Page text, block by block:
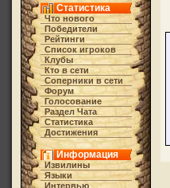
Статистика
Что нового
Победители
Рейтинги
Список игроков
Клубы
Кто в cети
Соперники в сети
Форум
Голосование
Раздел Чата
Статистика
Достижения
Информация
Извилины
Языки
Интервью